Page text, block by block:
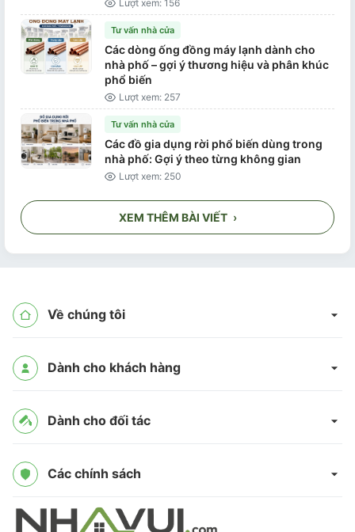
Lượt xem: 156
Tư vấn nhà cửa
Các dòng ống đồng máy lạnh dành cho
nhà phố – gợi ý thương hiệu và phân khúc
phổ biến
Lượt xem: 257
Tư vấn nhà cửa
Các đồ gia dụng rời phổ biến dùng trong
nhà phố: Gợi ý theo từng không gian
Lượt xem: 250
XEM THÊM BÀI VIẾT ›
Về chúng tôi
Dành cho khách hàng
Dành cho đối tác
Các chính sách